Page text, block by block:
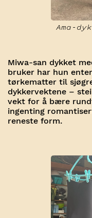
Ama-
Miwa-san dykket
bruker har hun
tørkematter til
dykkervektene –
vekt for å bære
ingenting
reneste form.